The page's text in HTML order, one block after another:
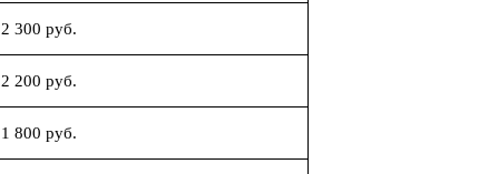
2 300 руб.
2 200 руб.
1 800 руб.